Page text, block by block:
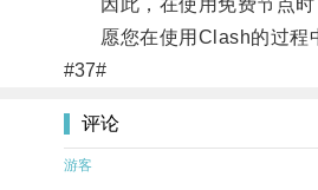
因此，在使用免费节点时
愿您在使用Clash的过程中
#37#
评论
游客